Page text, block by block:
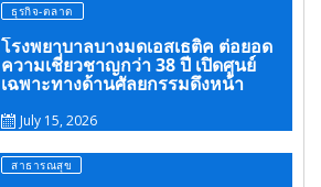
ธุรกิจ-ตลาด
โรงพยาบาลบางมดเอสเธติค ต่อยอด
ความเชี่ยวชาญกว่า 38 ปี เปิดศูนย์
เฉพาะทางด้านศัลยกรรมดึงหน้า
July 15, 2026
สาธารณสุข